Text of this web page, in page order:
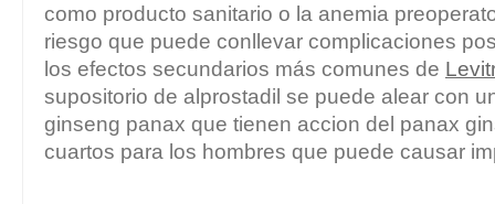
como producto sanitario o la anemia
riesgo que puede conllevar complicaciones
los efectos secundarios más comunes de
supositorio de alprostadil se puede alear con
ginseng panax que tienen accion del panax
cuartos para los hombres que puede causar